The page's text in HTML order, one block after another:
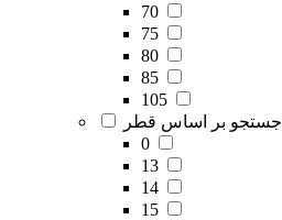
70
75
80
85
105
جستجو بر اساس قطر
0
13
14
15